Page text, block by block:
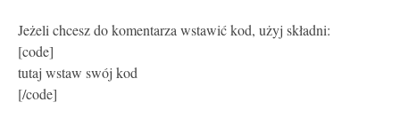
Jeżeli chcesz do komentarza wstawić kod, użyj składni:
[code]
tutaj wstaw swój kod
[/code]